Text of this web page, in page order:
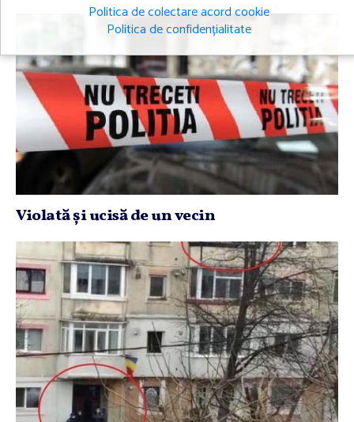
Violată şi ucisă de un vecin
Politica de colectare acord cookie
Politica de confidențialitate